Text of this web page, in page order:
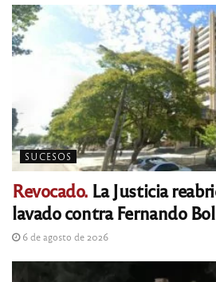
SUCESOS
Revocado. La Justicia
lavado contra Fernando
6 de agosto de 2026